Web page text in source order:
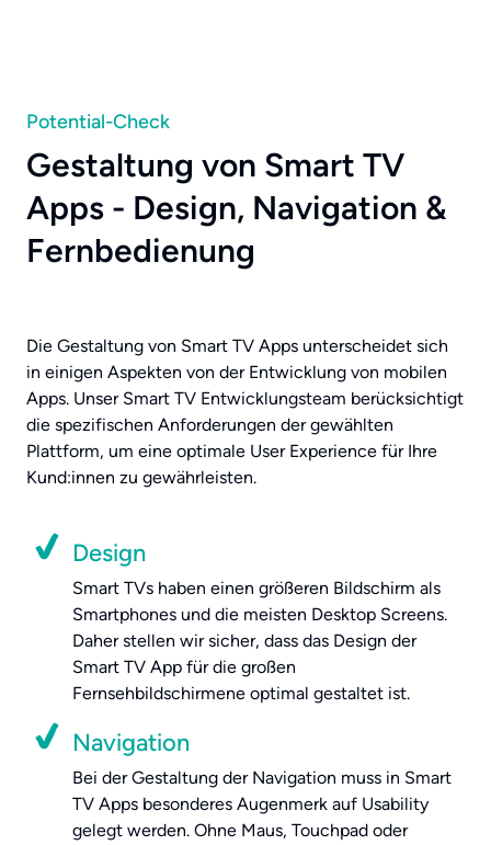
Potential-Check
Gestaltung von Smart TV
Apps - Design, Navigation &
Fernbedienung
Die Gestaltung von Smart TV Apps unterscheidet sich
in einigen Aspekten von der Entwicklung von mobilen
Apps. Unser Smart TV Entwicklungsteam berücksichtigt
die spezifischen Anforderungen der gewählten
Plattform, um eine optimale User Experience für Ihre
Kund:innen zu gewährleisten.
Design
Smart TVs haben einen größeren Bildschirm als
Smartphones und die meisten Desktop Screens.
Daher stellen wir sicher, dass das Design der
Smart TV App für die großen
Fernsehbildschirmene optimal gestaltet ist.
Navigation
Bei der Gestaltung der Navigation muss in Smart
TV Apps besonderes Augenmerk auf Usability
gelegt werden. Ohne Maus, Touchpad oder